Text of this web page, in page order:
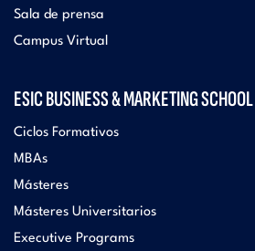
Sala de prensa
Campus Virtual
ESIC BUSINESS & MARKETING SCHOOL
Ciclos Formativos
MBAs
Másteres
Másteres Universitarios
Executive Programs